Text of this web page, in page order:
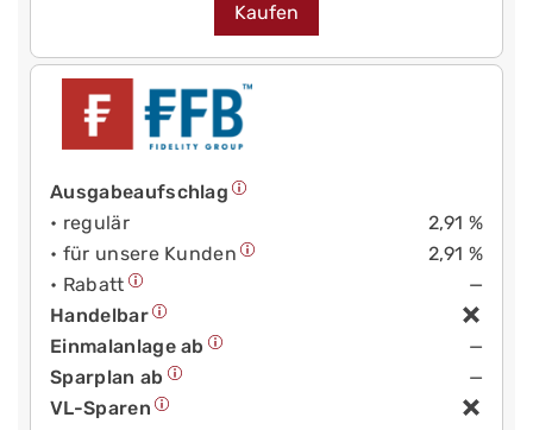
Kaufen
Ausgabeaufschlag
• regulär
2,91 %
• für unsere Kunden
2,91 %
• Rabatt
—
Handelbar
Einmalanlage ab
—
Sparplan ab
—
VL-Sparen